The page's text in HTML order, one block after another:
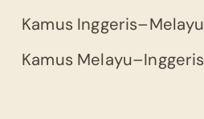
Kamus Inggeris–Melayu
Kamus Melayu–Inggeris